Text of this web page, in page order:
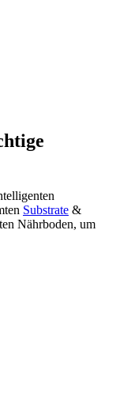
Substrate &
Nährboden, um